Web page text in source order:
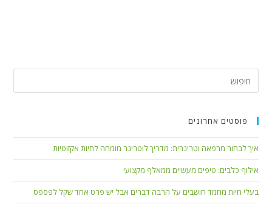
פוסטים אחרונים
איך לבחור מרפאה וטרינרית: מדריך לוטרינר מומחה לחיות אקזוטיות
אילוף כלבים: טיפים מעשיים ממאלף מקצועי
בעלי חיות מחמד חושבים על הרבה דברים אבל יש פרט אחד שקל לפספס